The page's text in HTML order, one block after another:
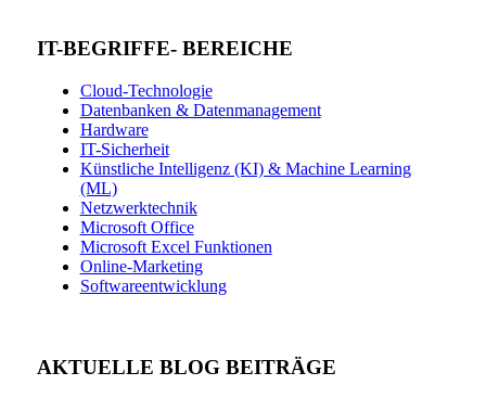
IT-BEGRIFFE- BEREICHE
Cloud-Technologie
Datenbanken & Datenmanagement
Hardware
IT-Sicherheit
Künstliche Intelligenz (KI) & Machine Learning
(ML)
Netzwerktechnik
Microsoft Office
Microsoft Excel Funktionen
Online-Marketing
Softwareentwicklung
AKTUELLE BLOG BEITRÄGE